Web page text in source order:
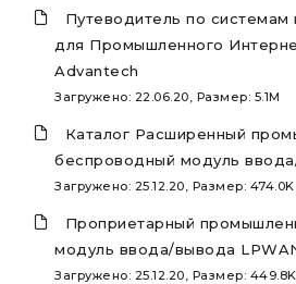
Путеводитель по
для Промышленного
Advantech
Загружено: 22.06.20, Размер: 5.1M
Каталог Расширенный
беспроводный модуль
Загружено: 25.12.20, Размер: 474.0K
Проприетарный
модуль ввода/вывода
Загружено: 25.12.20, Размер: 449.8K